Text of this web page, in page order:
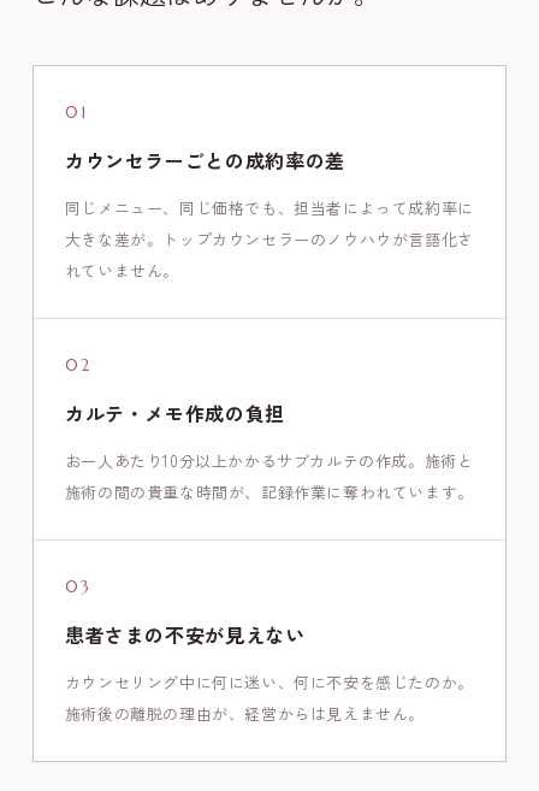
01
カウンセラーごとの成約率の差
同じメニュー、同じ価格でも、担当者によって成約率に
大きな差が。トップカウンセラーのノウハウが言語化さ
れていません。
02
カルテ・メモ作成の負担
お一人あたり10分以上かかるサブカルテの作成。施術と
施術の間の貴重な時間が、記録作業に奪われています。
03
患者さまの不安が見えない
カウンセリング中に何に迷い、何に不安を感じたのか。
施術後の離脱の理由が、経営からは見えません。